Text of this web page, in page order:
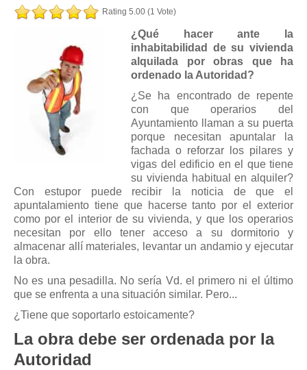
Formularios sobre Vivienda en Propiedad
Requerimientos y comunicaciones
Formularios sobre Propiedad Horizontal
Modelos de Convocatoria de Junta de Propietarios
Modelos de Acta de Junta de Propietarios
Requerimientos y comunicaciones
Legislación sobre Arrendamientos Urbanos
Legislación sobre la Comunidad de Propietarios
Legislación sobre Adquisición de Vivienda en Propiedad
Legislación de interés práctico
Rating 5.00 (1 Vote)
¿Qué hacer ante la
inhabitabilidad de su vivienda
alquilada por obras que ha
ordenado la Autoridad?
¿Se ha encontrado de repente
con que operarios del
Ayuntamiento llaman a su puerta
porque necesitan apuntalar la
fachada o reforzar los pilares y
vigas del edificio en el que tiene
su vivienda habitual en alquiler?
Con estupor puede recibir la noticia de que el
apuntalamiento tiene que hacerse tanto por el exterior
como por el interior de su vivienda, y que los operarios
necesitan por ello tener acceso a su dormitorio y
almacenar allí materiales, levantar un andamio y ejecutar
la obra.
No es una pesadilla. No sería Vd. el primero ni el último
que se enfrenta a una situación similar. Pero...
¿Tiene que soportarlo estoicamente?
La obra debe ser ordenada por la
Autoridad